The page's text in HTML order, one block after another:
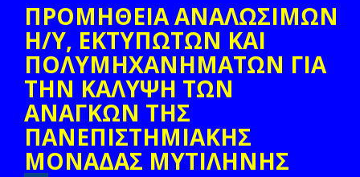
ΠΡΟΜΗΘΕΙΑ ΑΝΑΛΩΣΙΜΩΝ
Η/Υ, ΕΚΤΥΠΩΤΩΝ ΚΑΙ
ΠΟΛΥΜΗΧΑΝΗΜΑΤΩΝ ΓΙΑ
ΤΗΝ ΚΑΛΥΨΗ ΤΩΝ
ΑΝΑΓΚΩΝ ΤΗΣ
ΠΑΝΕΠΙΣΤΗΜΙΑΚΗΣ
ΜΟΝΑΔΑΣ ΜΥΤΙΛΗΝΗΣ